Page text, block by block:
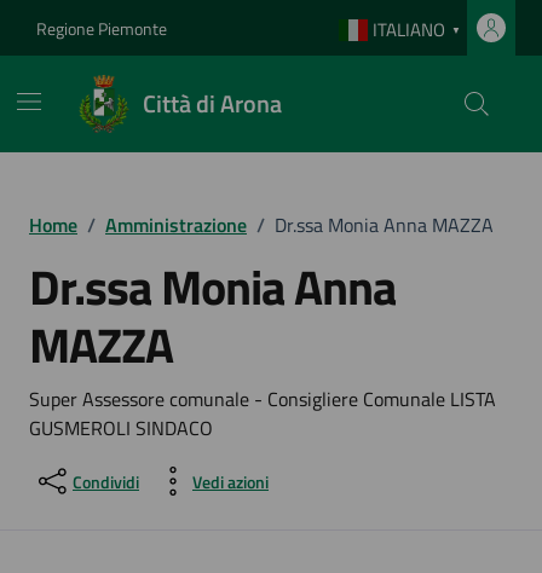
Regione Piemonte ITALIANO ▼
Città di Arona
Home / Amministrazione / Dr.ssa Monia Anna MAZZA
Dr.ssa Monia Anna
MAZZA
Super Assessore comunale - Consigliere Comunale LISTA
GUSMEROLI SINDACO
Condividi Vedi azioni